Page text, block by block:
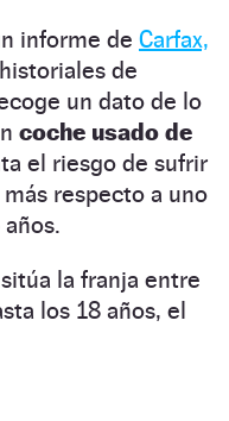
informe de Carfax,
de
un dato de lo
coche usado de
el riesgo de sufrir
más respecto a uno
la franja entre
los 18 años, el